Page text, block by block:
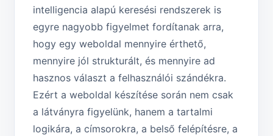
intelligencia alapú keresési rendszerek is
egyre nagyobb figyelmet fordítanak arra,
hogy egy weboldal mennyire érthető,
mennyire jól strukturált, és mennyire ad
hasznos választ a felhasználói szándékra.
Ezért a weboldal készítése során nem csak
a látványra figyelünk, hanem a tartalmi
logikára, a címsorokra, a belső felépítésre, a